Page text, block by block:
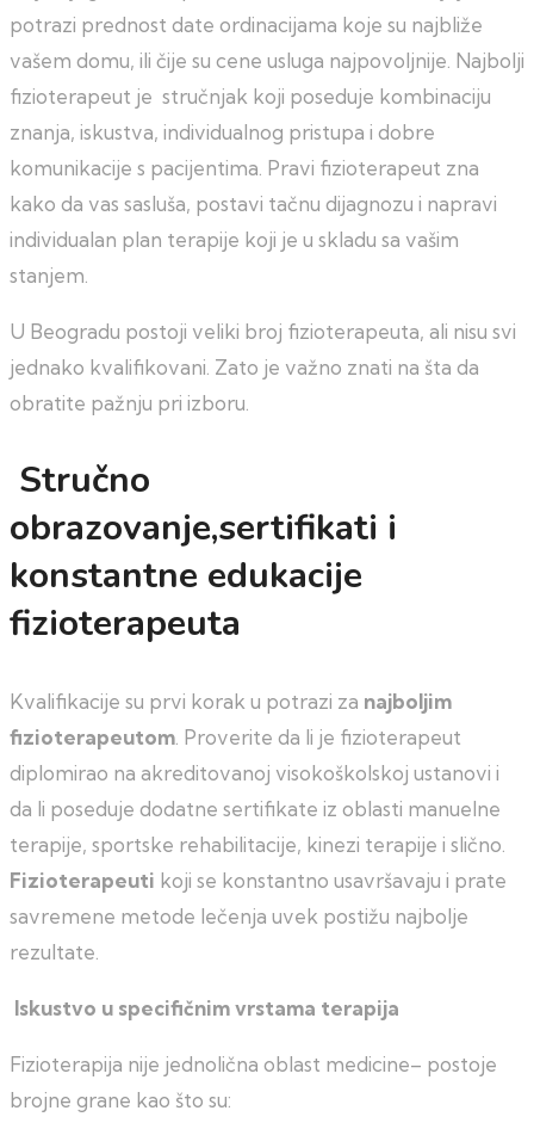
potrazi prednost date ordinacijama koje su najbliže
vašem domu, ili čije su cene usluga najpovoljnije. Najbolji
fizioterapeut je stručnjak koji poseduje kombinaciju
znanja, iskustva, individualnog pristupa i dobre
komunikacije s pacijentima. Pravi fizioterapeut zna
kako da vas sasluša, postavi tačnu dijagnozu i napravi
individualan plan terapije koji je u skladu sa vašim
stanjem.
U Beogradu postoji veliki broj fizioterapeuta, ali nisu svi
jednako kvalifikovani. Zato je važno znati na šta da
obratite pažnju pri izboru.
Stručno
obrazovanje,sertifikati i
konstantne edukacije
fizioterapeuta
Kvalifikacije su prvi korak u potrazi za najboljim
fizioterapeutom . Proverite da li je fizioterapeut
diplomirao na akreditovanoj visokoškolskoj ustanovi i
da li poseduje dodatne sertifikate iz oblasti manuelne
terapije, sportske rehabilitacije, kinezi terapije i slično.
Fizioterapeuti koji se konstantno usavršavaju i prate
savremene metode lečenja uvek postižu najbolje
rezultate.
Iskustvo u specifičnim vrstama terapija
Fizioterapija nije jednolična oblast medicine– postoje
brojne grane kao što su: